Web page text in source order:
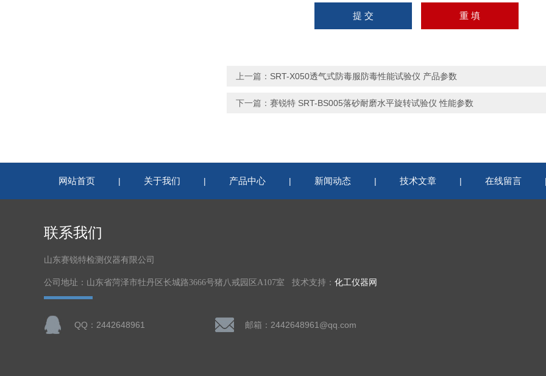
上一篇： SRT-X050透气式防毒服防毒性能试验仪 产品参数
下一篇： 赛锐特 SRT-BS005落砂耐磨水平旋转试验仪 性能参数
网站首页 | 关于我们 | 产品中心 | 新闻动态 | 技术文章 | 在线留言
联系我们
山东赛锐特检测仪器有限公司
公司地址：山东省菏泽市牡丹区长城路3666号猪八戒园区A107室 技术支持： 化工仪器网
QQ：2442648961 邮箱：2442648961@qq.com